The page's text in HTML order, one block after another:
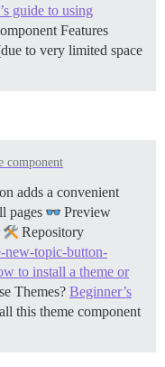
guide to using
Features
to very limited space
component
adds a convenient
pages
Preview
Repository
new-topic-button-
to install a theme or
Themes? Beginner’s
this theme component